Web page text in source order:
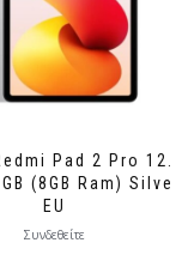
Pad 2 Pro 12.1
(8GB Ram) Silver
EU
Συνδεθείτε